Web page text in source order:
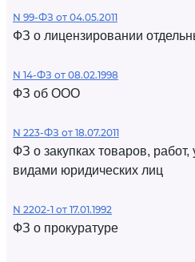
N 99-ФЗ от 04.05.2011
ФЗ о лицензировании
N 14-ФЗ от 08.02.1998
ФЗ об ООО
N 223-ФЗ от 18.07.2011
ФЗ о закупках товаров, работ,
видами юридических лиц
N 2202-1 от 17.01.1992
ФЗ о прокуратуре